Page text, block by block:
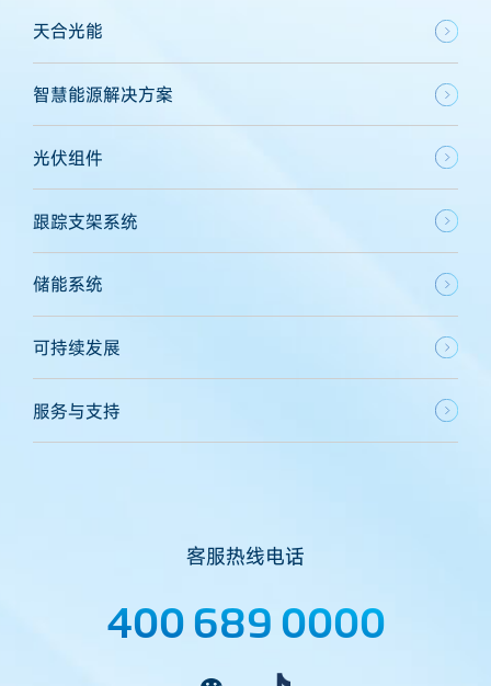
天合光能
智慧能源解决方案
光伏组件
跟踪支架系统
储能系统
可持续发展
服务与支持
客服热线电话
400 689 0000